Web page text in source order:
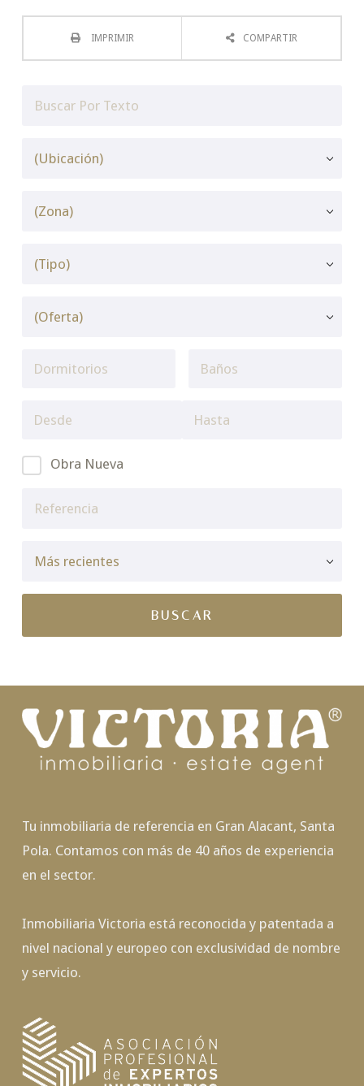
IMPRIMIR COMPARTIR
Obra Nueva
Tu inmobiliaria de referencia en Gran Alacant, Santa
Pola. Contamos con más de 40 años de experiencia
en el sector.
Inmobiliaria Victoria está reconocida y patentada a
nivel nacional y europeo con exclusividad de nombre
y servicio.